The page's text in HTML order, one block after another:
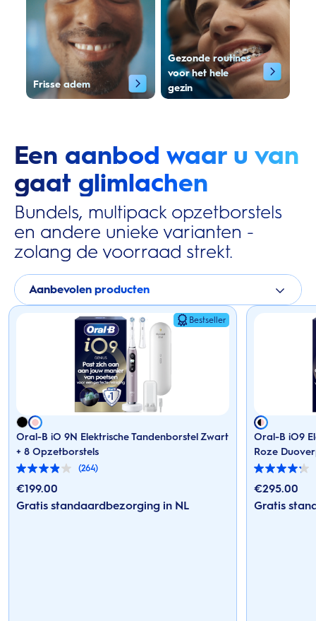
Frisse adem
Gezonde routines
voor het hele
gezin
Een aanbod waar u van
gaat glimlachen
Bundels, multipack opzetborstels
en andere unieke varianten -
zolang de voorraad strekt.
Aanbevolen producten
Bestseller
Oral-B iO 9N Elektrische Tandenborstel Zwart
+ 8 Opzetborstels
(264)
3.9
van
de
5
€199.00
Gratis standaardbezorging in NL
Oral-B iO9
Roze
4.2
van
de
5
€295.00
Gratis